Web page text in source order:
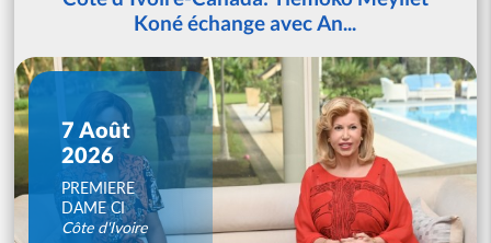
Koné échange avec An...
7 Août
2026
PREMIERE
DAME CI
Côte d'Ivoire